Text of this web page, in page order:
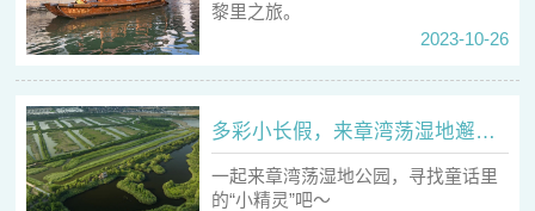
黎里之旅。
2023-10-26
多彩小长假，来章湾荡湿地邂逅童话里的“小精灵”吧
一起来章湾荡湿地公园，寻找童话里
的“小精灵”吧～